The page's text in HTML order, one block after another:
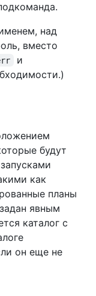
над
вместо
и
будут
как
планы
явным
каталог с
он еще не